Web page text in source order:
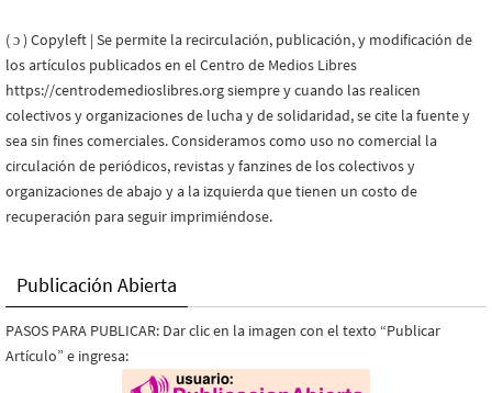
( ɔ ) Copyleft | Se permite la recirculación, publicación, y modificación de
los artículos publicados en el Centro de Medios Libres
https://centrodemedioslibres.org siempre y cuando las realicen
colectivos y organizaciones de lucha y de solidaridad, se cite la fuente y
sea sin fines comerciales. Consideramos como uso no comercial la
circulación de periódicos, revistas y fanzines de los colectivos y
organizaciones de abajo y a la izquierda que tienen un costo de
recuperación para seguir imprimiéndose.
Publicación Abierta
PASOS PARA PUBLICAR: Dar clic en la imagen con el texto “Publicar
Artículo” e ingresa: